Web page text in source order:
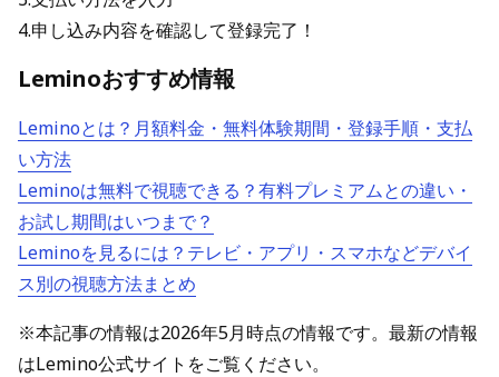
4.申し込み内容を確認して登録完了！
Leminoおすすめ情報
Leminoとは？月額料金・無料体験期間・登録手順・支払
い方法
Leminoは無料で視聴できる？有料プレミアムとの違い・
お試し期間はいつまで？
Leminoを見るには？テレビ・アプリ・スマホなどデバイ
ス別の視聴方法まとめ
※本記事の情報は2026年5月時点の情報です。最新の情報
はLemino公式サイトをご覧ください。